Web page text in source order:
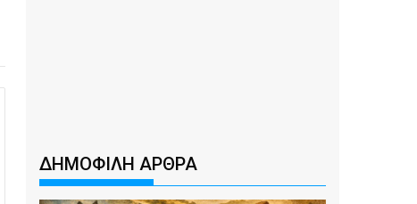
ΔΗΜΟΦΙΛΗ ΑΡΘΡΑ